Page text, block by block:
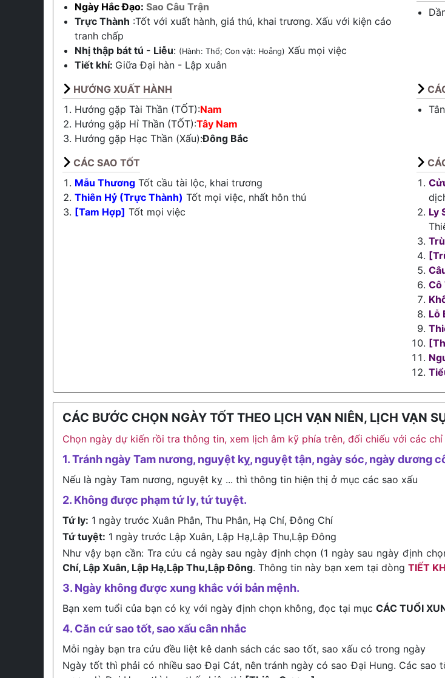
Ngày Hắc Đạo: Sao Câu Trận
Trực Thành :Tốt với xuất hành, giá thú, khai trương. Xấu với kiện cáo
tranh chấp
Nhị thập bát tú - Liễu: (Hành: Thổ; Con vật: Hoẵng) Xấu mọi việc
Tiết khí: GiữaĐại hàn - Lập xuân
HƯỚNG XUẤT HÀNH
Hướng gặp Tài Thần (TỐT):Nam
Hướng gặp Hỉ Thần (TỐT):Tây Nam
Hướng gặp Hạc Thần (Xấu):Đông Bắc
CÁC SAO TỐT
Mẫu Thương Tốt cầu tài lộc, khai trương
Thiên Hỷ (Trực Thành) Tốt mọi việc, nhất hôn thú
[Tam Hợp] Tốt mọi việc
Ly
Cô
Lỗ
CÁC BƯỚC CHỌN NGÀY TỐT THEO LỊCH VẠN NIÊN, LỊCH VẠN
Chọn ngày dự kiến rồi tra thông tin, xem lịch âm kỹ phía trên, đối chiếu với các
1. Tránh ngày Tam nương, nguyệt kỵ, nguyệt tận, ngày sóc, ngày dương
Nếu là ngày Tam nương, nguyệt kỵ ... thì thông tin hiện thị ở mục các sao xấu
2. Không được phạm tứ ly, tứ tuyệt.
Tứ ly: 1 ngày trước Xuân Phân, Thu Phân, Hạ Chí, Đông Chí
Tứ tuyệt: 1 ngày trước Lập Xuân, Lập Hạ,Lập Thu,Lập Đông
Như vậy bạn cần: Tra cứu cả ngày sau ngày định chọn (1 ngày sau ngày định
Chí, Lập Xuân, Lập Hạ,Lập Thu,Lập Đông. Thông tin này bạn xem tại dòng TIẾT
3. Ngày không được xung khắc với bản mệnh.
Bạn xem tuổi của bạn có kỵ với ngày định chọn không, đọc tại mục CÁC TUỔI
4. Căn cứ sao tốt, sao xấu cân nhắc
Mỗi ngày bạn tra cứu đều liệt kê danh sách các sao tốt, sao xấu có trong ngày
Ngày tốt thì phải có nhiều sao Đại Cát, nên tránh ngày có sao Đại Hung. Các